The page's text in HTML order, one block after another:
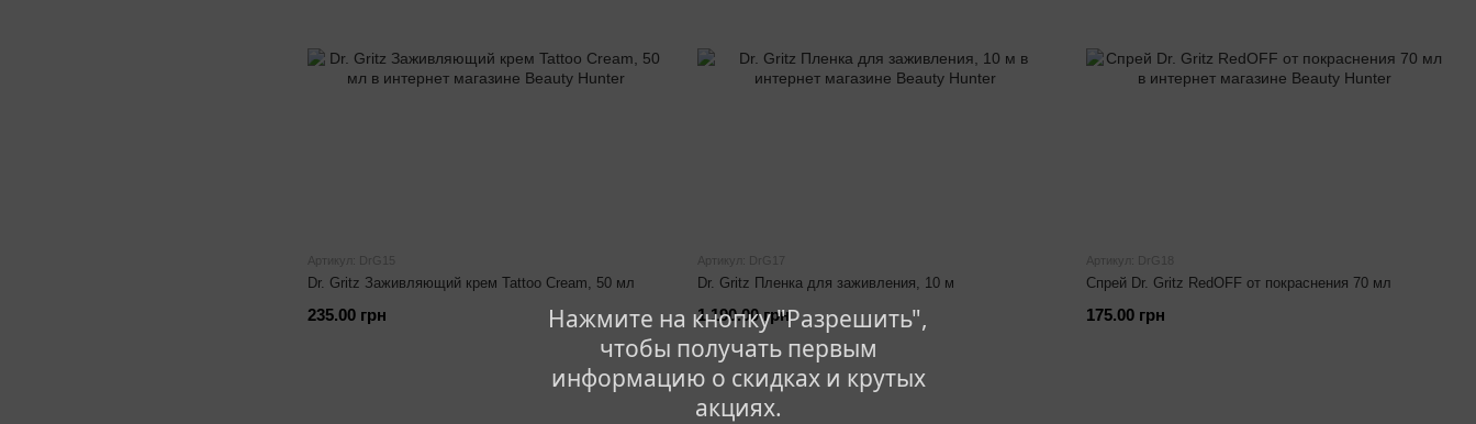
Нажмите на кнопку "Разрешить",
чтобы получать первым
информацию о скидках и крутых
акциях.
Артикул: DrG15
Dr. Gritz Заживляющий крем Tattoo Cream, 50 мл
235.00 грн
Артикул: DrG17
Dr. Gritz Пленка для заживления, 10 м
1 190.00 грн
Артикул: DrG18
Спрей Dr. Gritz RedOFF от покраснения 70 мл
175.00 грн